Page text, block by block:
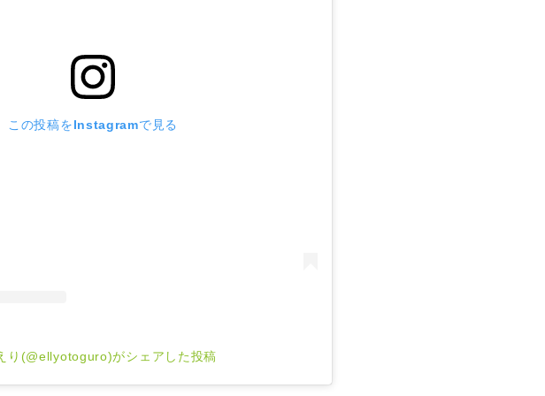
この投稿をInstagramで見る
り(@ellyotoguro)がシェアした投稿